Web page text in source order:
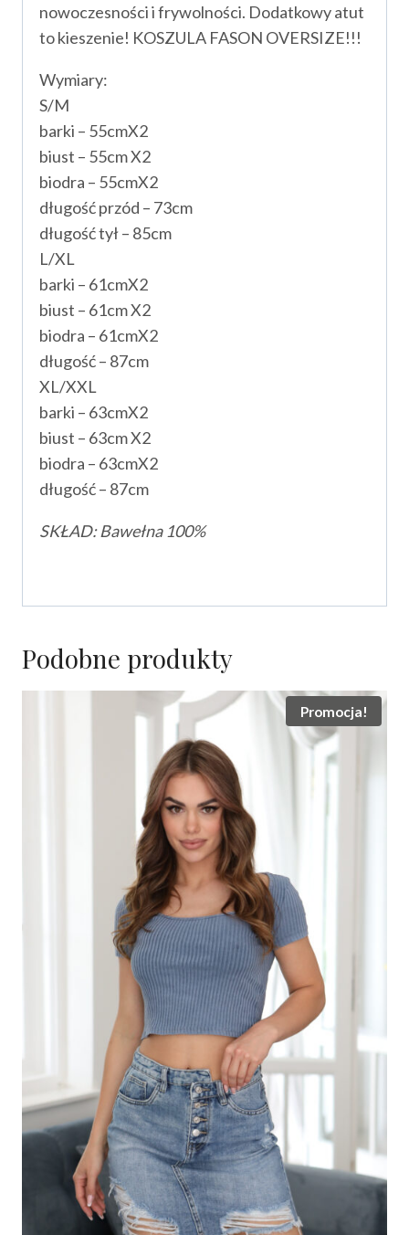
nowoczesności i frywolności. Dodatkowy atut
to kieszenie! KOSZULA FASON OVERSIZE!!!
Wymiary:
S/M
barki – 55cmX2
biust – 55cm X2
biodra – 55cmX2
długość przód – 73cm
długość tył – 85cm
L/XL
barki – 61cmX2
biust – 61cm X2
biodra – 61cmX2
długość – 87cm
XL/XXL
barki – 63cmX2
biust – 63cm X2
biodra – 63cmX2
długość – 87cm
SKŁAD: Bawełna100%
Podobne produkty
Promocja!